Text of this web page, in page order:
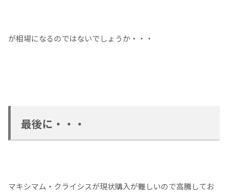
が相場になるのではないでしょうか・・・
最後に・・・
マキシマム・クライシスが現状購入が難しいので高騰してお